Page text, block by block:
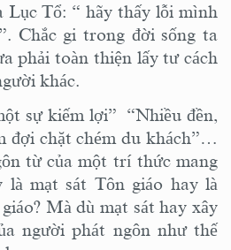
Lục Tổ: “ hãy thấy lỗi mình
Chắc gi trong đời sống ta
phải toàn thiện lấy tư cách
khác.
sự kiếm lợi” “Nhiều đền,
đợi chặt chém du khách”…
từ của một trí thức mang
là mạt sát Tôn giáo hay là
Mà dù mạt sát hay xây
người phát ngôn như thế